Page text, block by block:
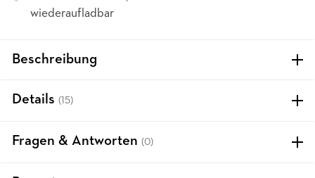
wiederaufladbar
Beschreibung
Details (15)
Fragen & Antworten (0)